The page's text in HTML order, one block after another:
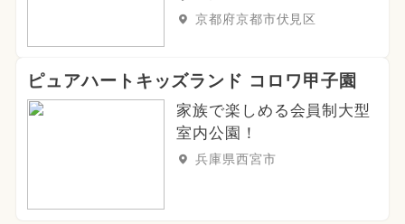
京都府京都市伏見区
ピュアハートキッズランド コロワ甲子園
家族で楽しめる会員制大型
室内公園！
兵庫県西宮市